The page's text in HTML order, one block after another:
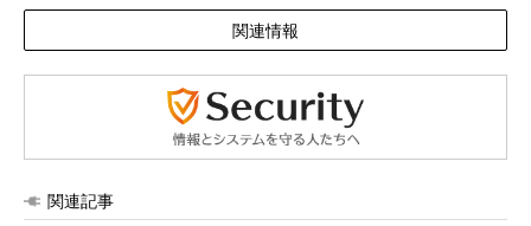
関連情報
関連記事